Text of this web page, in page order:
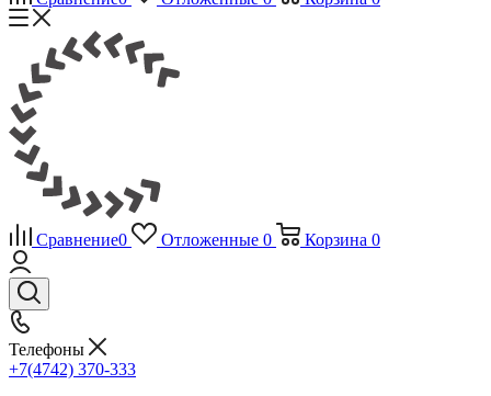
Сравнение0 Отложенные 0 Корзина 0
Телефоны
+7(4742) 370-333